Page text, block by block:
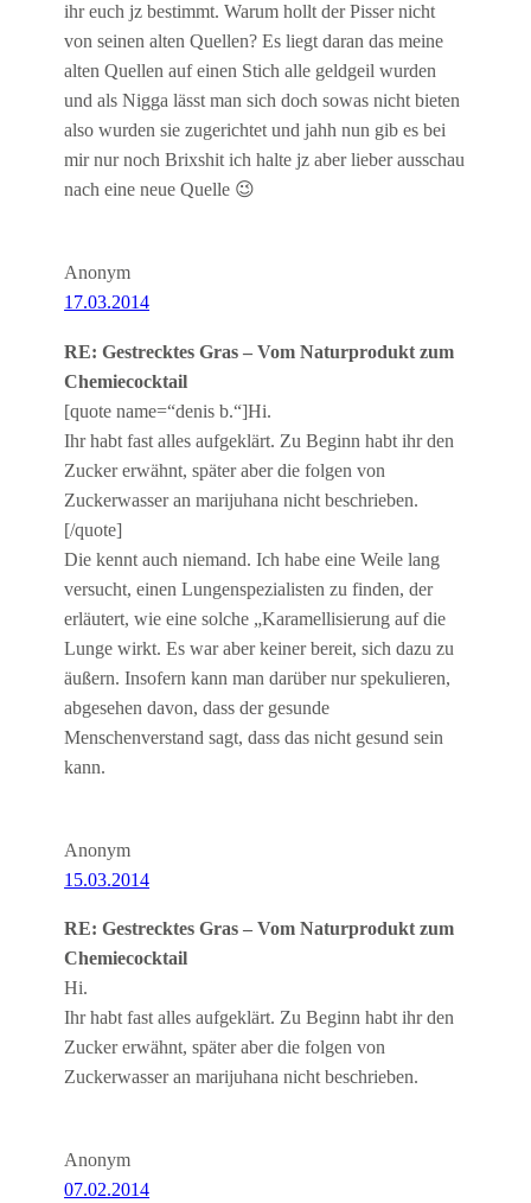
ihr euch jz bestimmt. Warum hollt der Pisser nicht
von seinen alten Quellen? Es liegt daran das meine
alten Quellen auf einen Stich alle geldgeil wurden
und als Nigga lässt man sich doch sowas nicht bieten
also wurden sie zugerichtet und jahh nun gib es bei
mir nur noch Brixshit ich halte jz aber lieber ausschau
nach eine neue Quelle 😉
Anonym
17.03.2014
RE: Gestrecktes Gras – Vom Naturprodukt zum
Chemiecocktail
[quote name=“denis b.“]Hi.
Ihr habt fast alles aufgeklärt. Zu Beginn habt ihr den
Zucker erwähnt, später aber die folgen von
Zuckerwasser an marijuhana nicht beschrieben.
[/quote]
Die kennt auch niemand. Ich habe eine Weile lang
versucht, einen Lungenspezialisten zu finden, der
erläutert, wie eine solche „Karamellisierung auf die
Lunge wirkt. Es war aber keiner bereit, sich dazu zu
äußern. Insofern kann man darüber nur spekulieren,
abgesehen davon, dass der gesunde
Menschenverstand sagt, dass das nicht gesund sein
kann.
Anonym
15.03.2014
RE: Gestrecktes Gras – Vom Naturprodukt zum
Chemiecocktail
Hi.
Ihr habt fast alles aufgeklärt. Zu Beginn habt ihr den
Zucker erwähnt, später aber die folgen von
Zuckerwasser an marijuhana nicht beschrieben.
Anonym
07.02.2014